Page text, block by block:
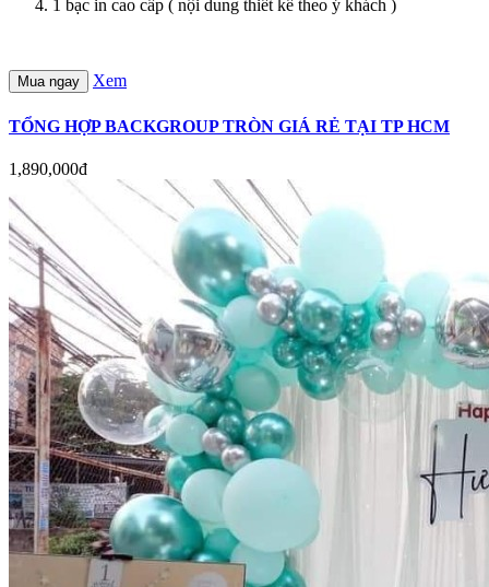
1 bạc in cao cấp ( nội dung thiết kế theo ý khách )
Mua ngay Xem
TỔNG HỢP BACKGROUP TRÒN GIÁ RẺ TẠI TP HCM
1,890,000đ